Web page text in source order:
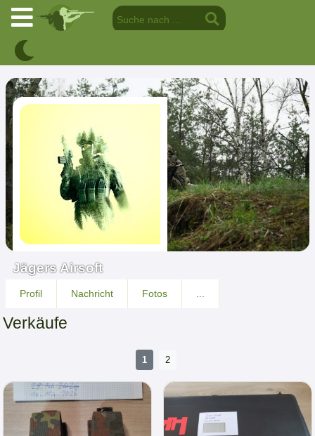
Jägers Airsoft
Profil Nachricht Fotos
Verkäufe
1 2